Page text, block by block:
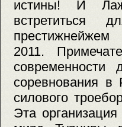
истины! И
престижнейжем
2011.
соревнования в
силового
Эта